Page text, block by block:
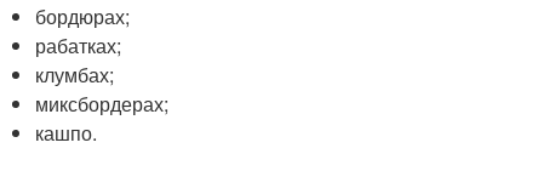
бордюрах;
рабатках;
клумбах;
миксбордерах;
кашпо.